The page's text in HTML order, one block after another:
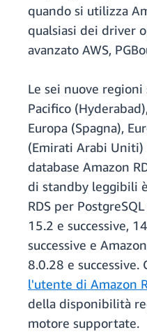
quando si utilizza
qualsiasi dei driver
avanzato AWS,
Le sei nuove
Pacifico
Europa (Spagna),
(Emirati Arabi Uniti)
database Amazon
di standby leggibili
RDS per
15.2 e successive,
successive e
8.0.28 e successive.
l'utente di Amazon
della disponibilità
motore supportate.